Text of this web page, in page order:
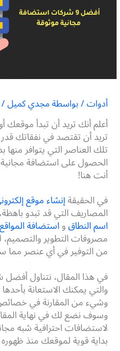
أدوات/ بواسطةمجدي كميل/
أعلم أنك تريد أن تبدأ موقعك
تريد أن تقتصد في نفقاتك
تلك العناصر التي يتوافر منها
الحصول على استضافة مجانية
أنت هنا!
في الحقيقةإنشاء موقع
المصاريف التي قد تبدو
اسم النطاقواستضافة
مصروفات التطوير والتصميم،
من التوفير في أي عنصر مما
في هذا المقال، نتناول
والتي يمكنك الاستعانة
وشيء من المقارنة في
وسوف نضع لك في نهاية
لاستضافات احترافية شبه
بداية قوية لموقعك منذ ظهوره